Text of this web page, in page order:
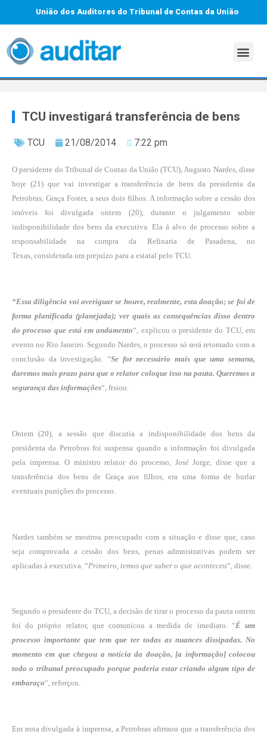
União dos Auditores do Tribunal de Contas da União
TCU investigará transferência de bens
TCU 21/08/2014 7:22 pm
O presidente do Tribunal de Contas da União (TCU), Augusto Nardes, disse
hoje (21) que vai investigar a transferência de bens da presidenta da
Petrobras, Graça Foster, a seus dois filhos. A informação sobre a cessão dos
imóveis foi divulgada ontem (20), durante o julgamento sobre
indisponibilidade dos bens da executiva. Ela á alvo de processo sobre a
responsabilidade na compra da Refinaria de Pasadena, no
Texas, considerada um prejuízo para a estatal pelo TCU.
“Essa diligência vai averiguar se houve, realmente, esta doação; se foi de
forma planificada (planejada); ver quais as consequências disso dentro
do processo que está em andamento“, explicou o presidente do TCU, em
evento no Rio Janeiro. Segundo Nardes, o processo só será retomado com a
conclusão da investigação. “Se for necessário mais que uma semana,
daremos mais prazo para que o relator coloque isso na pauta. Queremos a
segurança das informações“, frsiou.
Ontem (20), a sessão que discutia a indisponibilidade dos bens da
presidenta da Petrobras foi suspensa quando a informação foi divulgada
pela imprensa. O ministro relator do processo, José Jorge, disse que a
transferência dos bens de Graça aos filhos, era uma forma de burlar
eventuais punições do processo.
Nardes também se mostrou preocupado com a situação e disse que, caso
seja comprovada a cessão dos bens, penas admnistrativas podem ser
aplicadas à executiva. “Primeiro, temos que saber o que aconteceu“, disse.
Segundo o presidente do TCU, a decisão de tirar o processo da pauta ontem
foi do próprio relator, que comunicou a medida de imediato. “É um
processo importante que tem que ter todas as nuances dissipadas. No
momento em que chegou a notícia da doação, [a informação] colocou
todo o tribunal preocupado porque poderia estar criando algum tipo de
embaraço“, reforçou.
Em nota divulgada à imprensa, a Petrobras afirmou que a transferência dos